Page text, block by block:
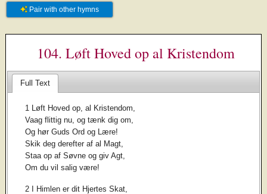
Pair with other hymns
104. Løft Hoved op al Kristendom
Full Text
1 Løft Hoved op, al Kristendom,
Vaag flittig nu, og tænk dig om,
Og hør Guds Ord og Lære!
Skik deg derefter af al Magt,
Staa op af Søvne og giv Agt,
Om du vil salig være!
2 I Himlen er dit Hjertes Skat,